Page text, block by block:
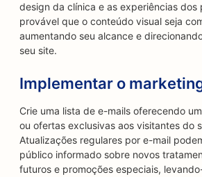
design da clínica e as experiências dos
provável que o conteúdo visual seja
aumentando seu alcance e
seu site.
Implementar o
Crie uma lista de e-mails oferecendo
ou ofertas exclusivas aos visitantes do
Atualizações regulares por e-mail
público informado sobre novos
futuros e promoções especiais,